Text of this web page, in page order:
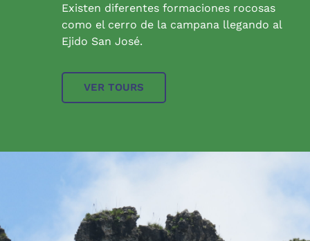
Existen diferentes formaciones rocosas
como el cerro de la campana llegando al
Ejido San José.
VER TOURS